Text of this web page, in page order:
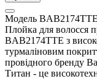
Модель BAB2174TTE
Плойка для волосся
BAB2174TTE з
турмаліновим
провідного бренду
Титан - це